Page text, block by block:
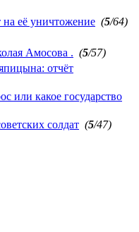
на её уничтожение (5/64)
Амосова . (5/57)
отчёт
или какое государство
солдат (5/47)